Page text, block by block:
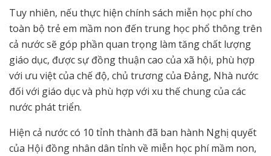
Tuy nhiên, nếu thực hiện chính sách miễn học phí cho
toàn bộ trẻ em mầm non đến trung học phổ thông trên
cả nước sẽ góp phần quan trọng làm tăng chất lượng
giáo dục, được sự đồng thuận cao của xã hội, phù hợp
với ưu việt của chế độ, chủ trương của Đảng, Nhà nước
đối với giáo dục và phù hợp với xu thế chung của các
nước phát triển.
Hiện cả nước có 10 tỉnh thành đã ban hành Nghị quyết
của Hội đồng nhân dân tỉnh về miễn học phí mầm non,